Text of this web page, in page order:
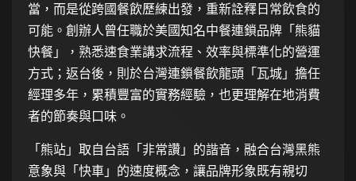
當，而是從跨國餐飲歷練出發，重新詮釋日常飲食的
可能。創辦人曾任職於美國知名中餐連鎖品牌「熊貓
快餐」，熟悉速食業講求流程、效率與標準化的營運
方式；返台後，則於台灣連鎖餐飲龍頭「瓦城」擔任
經理多年，累積豐富的實務經驗，也更理解在地消費
者的節奏與口味。
「熊站」取自台語「非常讚」的諧音，融合台灣黑熊
意象與「快車」的速度概念，讓品牌形象既有親切